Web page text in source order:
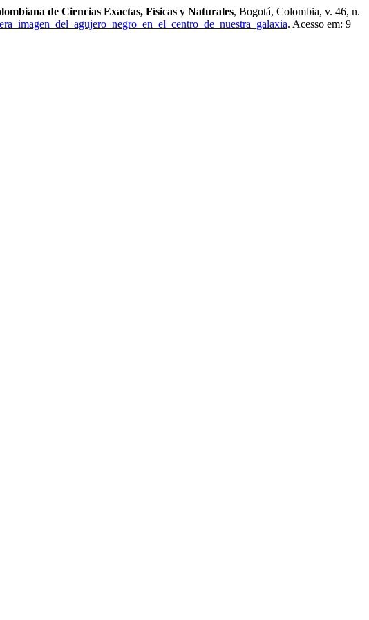
de Ciencias Exactas, Físicas y Naturales, Bogotá, Colombia, v. 46, n.
. Acesso em: 9